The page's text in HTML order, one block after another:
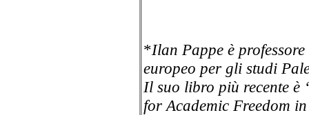
*Ilan Pappe è
europeo per gli studi
Il suo libro più recente è
for Academic Freedom